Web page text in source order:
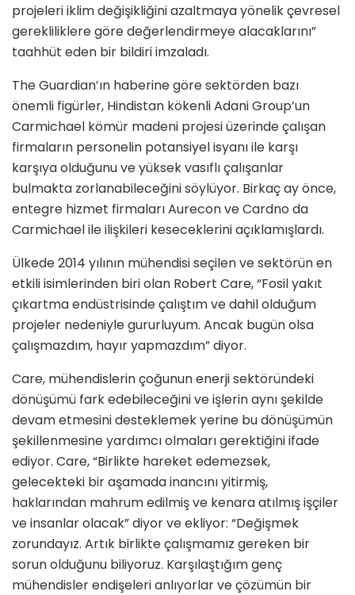
projeleri iklim değişikliğini azaltmaya yönelik çevresel
gerekliliklere göre değerlendirmeye alacaklarını”
taahhüt eden bir bildiri imzaladı.
The Guardian’ın haberine göre sektörden bazı
önemli figürler, Hindistan kökenli Adani Group’un
Carmichael kömür madeni projesi üzerinde çalışan
firmaların personelin potansiyel isyanı ile karşı
karşıya olduğunu ve yüksek vasıflı çalışanlar
bulmakta zorlanabileceğini söylüyor. Birkaç ay önce,
entegre hizmet firmaları Aurecon ve Cardno da
Carmichael ile ilişkileri keseceklerini açıklamışlardı.
Ülkede 2014 yılının mühendisi seçilen ve sektörün en
etkili isimlerinden biri olan Robert Care, “Fosil yakıt
çıkartma endüstrisinde çalıştım ve dahil olduğum
projeler nedeniyle gururluyum. Ancak bugün olsa
çalışmazdım, hayır yapmazdım” diyor.
Care, mühendislerin çoğunun enerji sektöründeki
dönüşümü fark edebileceğini ve işlerin aynı şekilde
devam etmesini desteklemek yerine bu dönüşümün
şekillenmesine yardımcı olmaları gerektiğini ifade
ediyor. Care, “Birlikte hareket edemezsek,
gelecekteki bir aşamada inancını yitirmiş,
haklarından mahrum edilmiş ve kenara atılmış işçiler
ve insanlar olacak” diyor ve ekliyor: “Değişmek
zorundayız. Artık birlikte çalışmamız gereken bir
sorun olduğunu biliyoruz. Karşılaştığım genç
mühendisler endişeleri anlıyorlar ve çözümün bir